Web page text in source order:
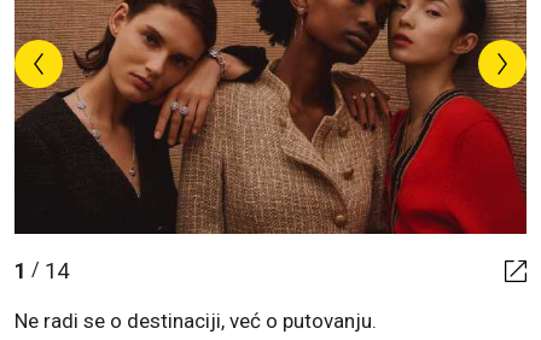
1 / 14
Ne radi se o destinaciji, već o putovanju.